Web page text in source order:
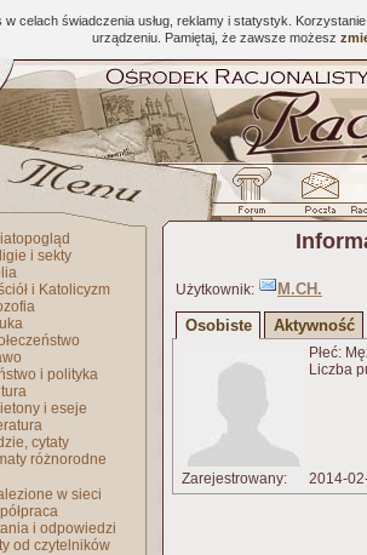
celach świadczenia usług, reklamy i statystyk.
urządzeniu. Pamiętaj, że zawsze możesz
i sekty
i Katolicyzm
i polityka
i eseje
cytaty
różnorodne
w sieci
i odpowiedzi
od czytelników
Użytkownik:
M.CH.
Osobiste
Aktywność
Płeć:
Liczba
Zarejestrowany: 2014-